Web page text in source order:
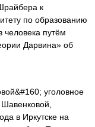
к
по образованию
человека путём
Дарвина» об
уголовное
в Иркутске на